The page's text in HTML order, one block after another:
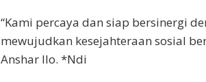
“Kami percaya dan siap bersinergi
mewujudkan kesejahteraan sosial
Anshar Ilo. *Ndi